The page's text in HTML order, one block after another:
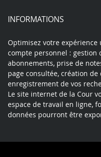
INFORMATIONS
Optimisez votre
compte personnel : gestion
abonnements, prise de
page consultée, création
enregistrement de vos
Le site internet de la Cour
espace de travail en ligne,
données pourront être